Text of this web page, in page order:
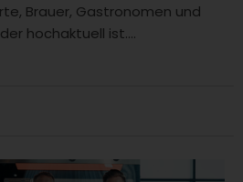
Brauer, Gastronomen und
hochaktuell ist....